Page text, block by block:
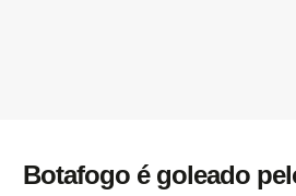
Botafogo é goleado